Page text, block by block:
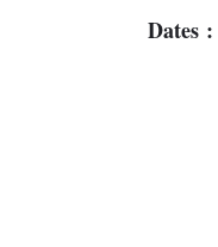
Dates :